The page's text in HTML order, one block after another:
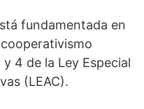
fundamentada en
4 de la Ley Especial
(LEAC).